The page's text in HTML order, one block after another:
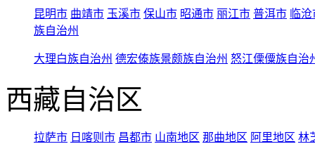
昆明市 曲靖市 玉溪市 保山市 昭通市 丽江市 普洱市 临
族自治州
大理白族自治州 德宏傣族景颇族自治州 怒江傈僳族自治
西藏自治区
拉萨市 日喀则市 昌都市 山南地区 那曲地区 阿里地区 林